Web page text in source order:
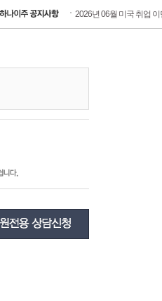
2026년 06월 미국 취업 이